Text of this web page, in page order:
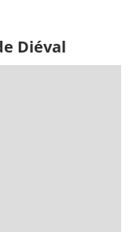
Diéval